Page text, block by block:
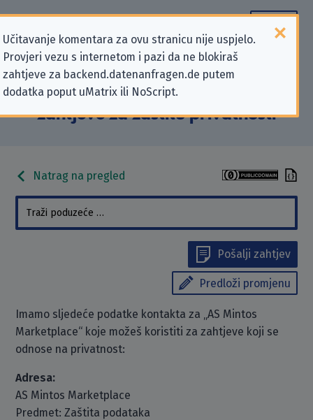
Učitavanje komentara za ovu stranicu nije uspjelo.
Provjeri vezu s internetom i pazi da ne blokiraš
zahtjeve za backend.datenanfragen.de putem
dodatka poput uMatrix ili NoScript.
Podaci kontakta „AS Mintos
Marketplace” koji se odnose na
zahtjeve za zaštitu privatnosti
Natrag na pregled
Pošalji zahtjev
Predloži promjenu
Imamo sljedeće podatke kontakta za „AS Mintos
Marketplace“ koje možeš koristiti za zahtjeve koji se
odnose na privatnost:
Adresa:
AS Mintos Marketplace
Predmet: Zaštita podataka